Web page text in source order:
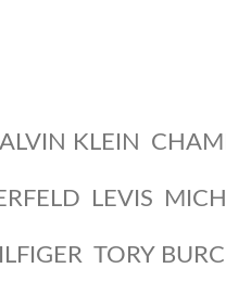
KLEIN
LEVIS
TORY